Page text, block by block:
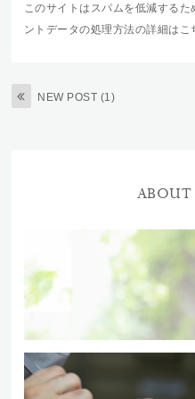
このサイトはスパムを低減する
ントデータの処理方法の詳細はこ
NEW POST (1)
ABOUT